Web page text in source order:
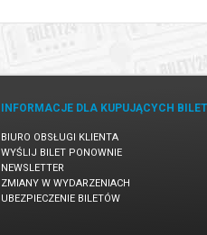
INFORMACJE DLA KUPUJĄCYCH
BIURO OBSŁUGI KLIENTA
WYŚLIJ BILET PONOWNIE
NEWSLETTER
ZMIANY W WYDARZENIACH
UBEZPIECZENIE BILETÓW